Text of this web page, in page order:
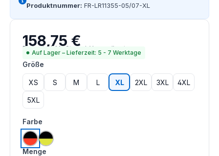
Produktnummer: FR-LR11355-05/07-XL
Regulärer Preis:
158,75 €
Preise inkl. MwSt. zzgl. Versandkosten
Auf Lager – Lieferzeit: 5 - 7 Werktage
Größe
XS S M L XL 2XL 3XL 4XL
5XL
Farbe
hi vis orange | schwarz
hi vis saturn gelb | schwarz
Menge